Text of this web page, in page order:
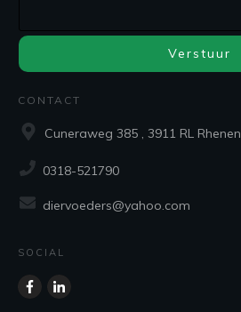
Verstuur
CONTACT
Cuneraweg 385 , 3911 RL Rhenen
0318-521790
diervoeders@yahoo.com
SOCIAL